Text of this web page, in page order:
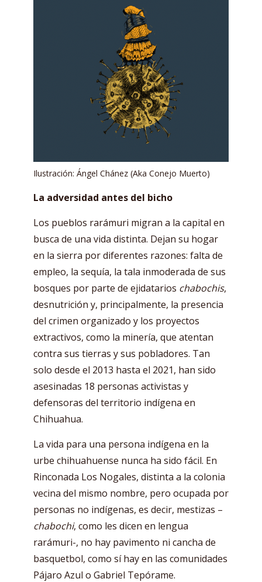
Ilustración: Ángel Chánez (Aka Conejo Muerto)
La adversidad antes del bicho
Los pueblos rarámuri migran a la capital en
busca de una vida distinta. Dejan su hogar
en la sierra por diferentes razones: falta de
empleo, la sequía, la tala inmoderada de sus
bosques por parte de ejidatarios chabochis,
desnutrición y, principalmente, la presencia
del crimen organizado y los proyectos
extractivos, como la minería, que atentan
contra sus tierras y sus pobladores. Tan
solo desde el 2013 hasta el 2021, han sido
asesinadas 18 personas activistas y
defensoras del territorio indígena en
Chihuahua.
La vida para una persona indígena en la
urbe chihuahuense nunca ha sido fácil. En
Rinconada Los Nogales, distinta a la colonia
vecina del mismo nombre, pero ocupada por
personas no indígenas, es decir, mestizas –
chabochi, como les dicen en lengua
rarámuri-, no hay pavimento ni cancha de
basquetbol, como sí hay en las comunidades
Pájaro Azul o Gabriel Tepórame.